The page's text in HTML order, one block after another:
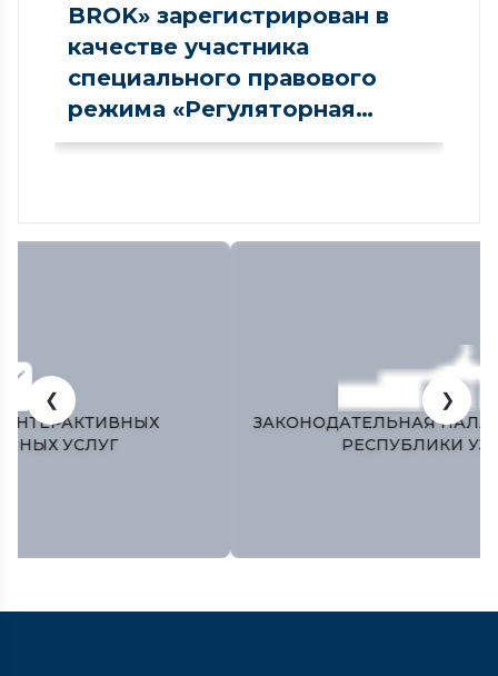
BROK» зарегистрирован в
качестве участника
специального правового
режима «Регуляторная
песочница» в сфере рынка
ЗАКОНОДАТЕЛЬНАЯ ПАЛАТА ОЛИЙ МАЖЛИСА
РЕСПУБЛИКИ УЗБЕКИСТАН
❮ ❯